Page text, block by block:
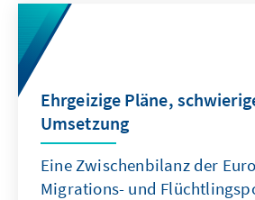
strategy of the EU three years
migration and refugee crisis?
current and future challenges
global context and analyses
system – with a focus on the
recentreforms.
Ehrgeizige Pläne,
Umsetzung
Eine Zwischenbilanz der
Migrations- und